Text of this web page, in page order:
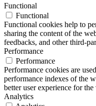
Functional
Functional
Functional cookies help to
sharing the content of the
feedbacks, and other third-
Performance
Performance
Performance cookies are
performance indexes of the
better user experience for the
Analytics